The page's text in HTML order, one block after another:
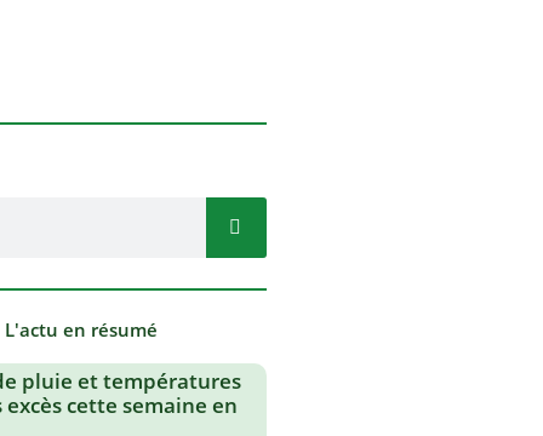
en résumé
pluie et températures
excès cette semaine en